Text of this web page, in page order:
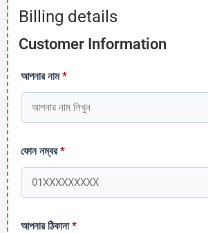
Billing details
Customer Information
আপনার নাম*
ফোন নম্বর*
আপনার ঠিকানা*